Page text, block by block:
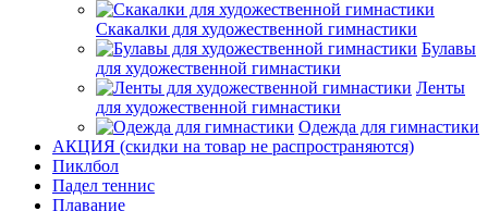
Скакалки для художественной гимнастики
Булавы
для художественной гимнастики
Ленты
для художественной гимнастики
Одежда для гимнастики
АКЦИЯ (скидки на товар не распространяются)
Пиклбол
Падел теннис
Плавание